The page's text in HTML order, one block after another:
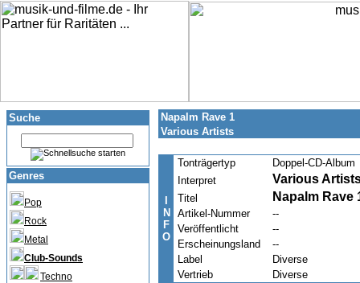
Suche
Genres
Pop
Rock
Metal
Club-Sounds
Techno
Napalm Rave 1
Various Artists
N
F
O
Tonträgertyp
Doppel-CD-Album
Interpret
Various
Titel Napalm Rave
Artikel-Nummer
--
Veröffentlicht
--
Erscheinungsland
--
Label
Diverse
Vertrieb
Diverse